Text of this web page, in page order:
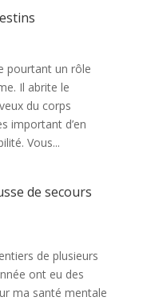
pourtant un rôle
Il abrite le
du corps
important d’en
Vous...
de secours
de plusieurs
ont eu des
ma santé mentale